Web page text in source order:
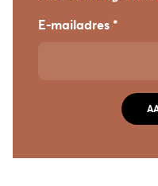
E-mailadres *